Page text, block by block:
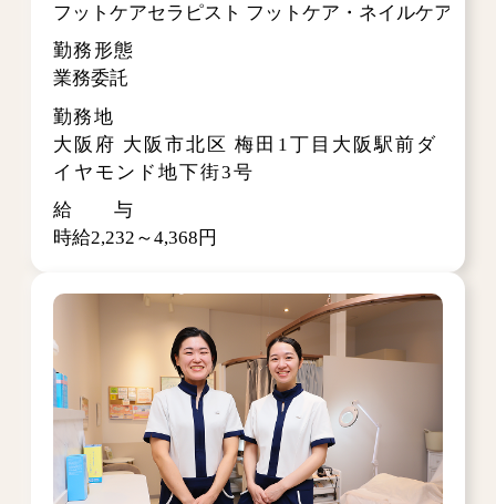
フットケアセラピスト フットケア・ネイルケア・レ
勤務形態
業務委託
勤務地
大阪府 大阪市北区 梅田1丁目大阪駅前ダ
イヤモンド地下街3号
給 与
時給2,232～4,368円